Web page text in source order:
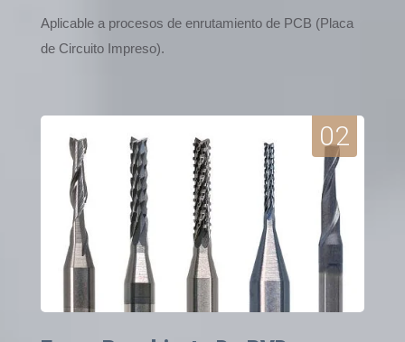
Aplicable a procesos de enrutamiento de PCB (Placa
de Circuito Impreso).
02